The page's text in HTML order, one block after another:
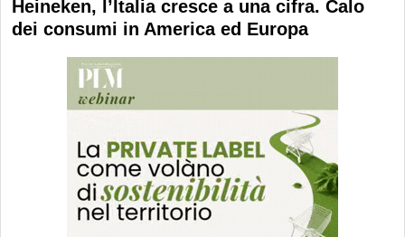
Heineken, l’Italia cresce a una cifra. Calo
dei consumi in America ed Europa